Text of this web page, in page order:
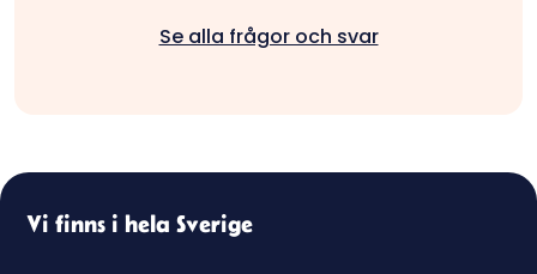
Eller din Chihuahua, Sankt Bernhard eller
Schäfer. Men! Viktigt att alltid tydlig med
Se alla frågor och svar
Vi finns i hela Sverige